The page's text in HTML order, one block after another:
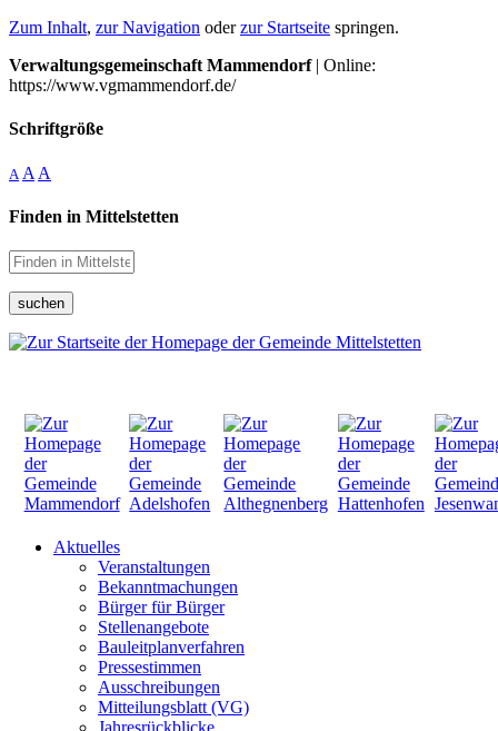
Zum Inhalt, zur Navigation oderzur Startseite springen.
Verwaltungsgemeinschaft Mammendorf| Online:
https://www.vgmammendorf.de/
Schriftgröße
A A A
Finden in Mittelstetten
suchen
Aktuelles
Veranstaltungen
Bekanntmachungen
Bürger für Bürger
Stellenangebote
Bauleitplanverfahren
Pressestimmen
Ausschreibungen
Mitteilungsblatt (VG)
Jahresrückblicke